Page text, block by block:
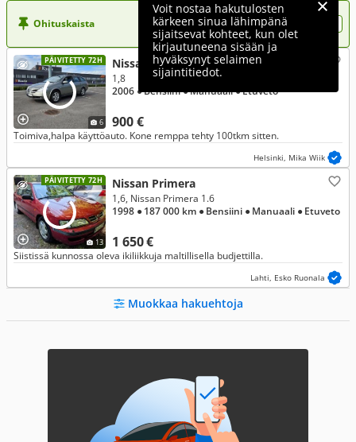
Voit nostaa hakutulosten
kärkeen sinua lähimpänä
sijaitsevat kohteet, kun olet
kirjautuneena sisään ja
hyväksynyt selaimen
sijaintitiedot.
Ohituskaista Nosta ilmoituksesi tähän?
PÄIVITETTY 72H
6
Nissan Primera
900 €
1,8
2006 ● Bensiini● Manuaali● Etuveto
Toimiva,halpa käyttöauto. Kone remppa tehty 100tkm sitten.
Helsinki, Mika Wiik
PÄIVITETTY 72H
13
Nissan Primera
1 650 €
1,6, Nissan Primera 1.6
1998 ● 187 000 km ● Bensiini ● Manuaali ● Etuveto
Siistissä kunnossa oleva ikiliikkuja maltillisella budjettilla.
Lahti, Esko Ruonala
Muokkaa hakuehtoja